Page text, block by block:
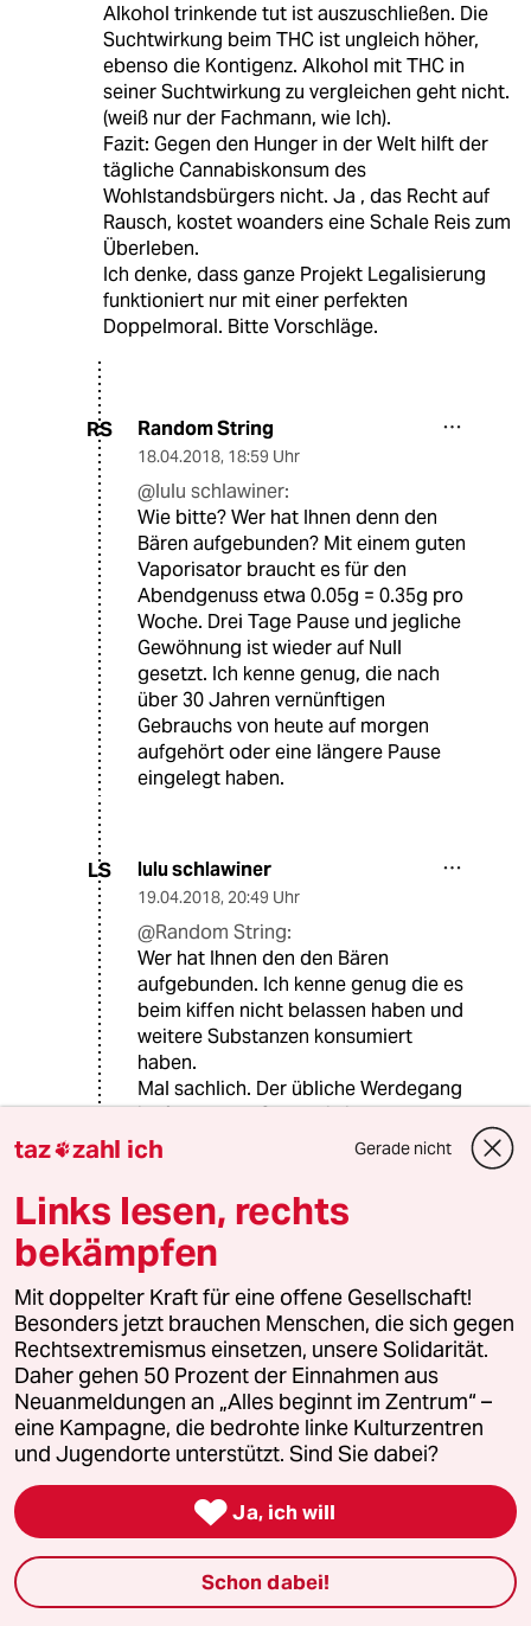
Alkohol trinkende tut ist auszuschließen. Die
Suchtwirkung beim THC ist ungleich höher,
ebenso die Kontigenz. Alkohol mit THC in
seiner Suchtwirkung zu vergleichen geht nicht.
(weiß nur der Fachmann, wie Ich).
Fazit: Gegen den Hunger in der Welt hilft der
tägliche Cannabiskonsum des
Wohlstandsbürgers nicht. Ja , das Recht auf
Rausch, kostet woanders eine Schale Reis zum
Überleben.
Ich denke, dass ganze Projekt Legalisierung
funktioniert nur mit einer perfekten
Doppelmoral. Bitte Vorschläge.
RS Random String
18.04.2018, 18:59 Uhr
@lulu schlawiner:
Wie bitte? Wer hat Ihnen denn den
Bären aufgebunden? Mit einem guten
Vaporisator braucht es für den
Abendgenuss etwa 0.05g = 0.35g pro
Woche. Drei Tage Pause und jegliche
Gewöhnung ist wieder auf Null
gesetzt. Ich kenne genug, die nach
über 30 Jahren vernünftigen
Gebrauchs von heute auf morgen
aufgehört oder eine längere Pause
eingelegt haben.
LS lulu schlawiner
19.04.2018, 20:49 Uhr
@Random String:
Wer hat Ihnen den den Bären
aufgebunden. Ich kenne genug die es
beim kiffen nicht belassen haben und
weitere Substanzen konsumiert
haben.
Mal sachlich. Der übliche Werdegang
ist folgender: Cannabis in der
Peergroup ab 14 Jahre. Nach zwei
Jahren merken die Konsumenten das
Cannabis eher passiv macht. Fazit- es
werden antriebsteigernde
Substanzen ausprobiert wie
Amphetamin, Crystal , Ecstasy,
Kokain. Cannabis ist , ja ist
EINSTIEGSDROGE. Punkt aus fertig.
Woher ich das weiß? Als
Psychotherapeut habe ich in knapp
zwanzig Jahren einige Tausend
Suchtanmnesen erstellt, von
gescheiterten jungen Menschen, die
nicht immer aus total verwahrlosten
Elternhäusern kamen. Wer Drogen als
Bewältigungsstrategie benutzt, und
das tut jeder User irgendwann, der
erhöht die Dosis.
taz zahl ich Gerade nicht
Links lesen, rechts
bekämpfen
Mit doppelter Kraft für eine offene Gesellschaft!
Besonders jetzt brauchen Menschen, die sich gegen
Rechtsextremismus einsetzen, unsere Solidarität.
Daher gehen 50 Prozent der Einnahmen aus
Neuanmeldungen an „Alles beginnt im Zentrum“ –
eine Kampagne, die bedrohte linke Kulturzentren
und Jugendorte unterstützt. Sind Sie dabei?
 Ja, ich will
Schon dabei!